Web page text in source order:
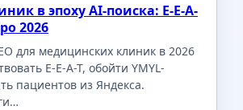
в эпоху AI-поиска: E-E-A-
2026
для медицинских клиник в 2026
E-E-A-T, обойти YMYL-
пациентов из Яндекса.